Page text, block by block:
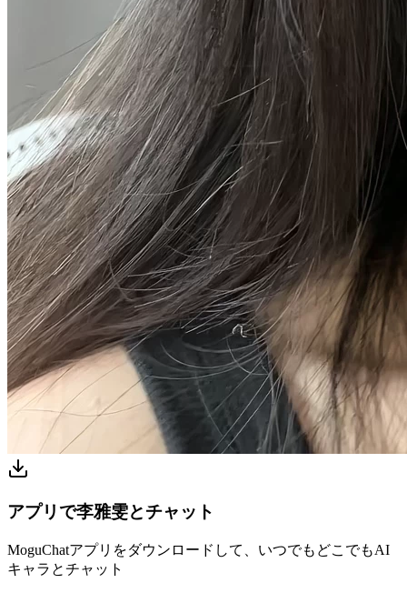
アプリで李雅雯とチャット
MoguChatアプリをダウンロードして、いつでもどこでもAI
キャラとチャット